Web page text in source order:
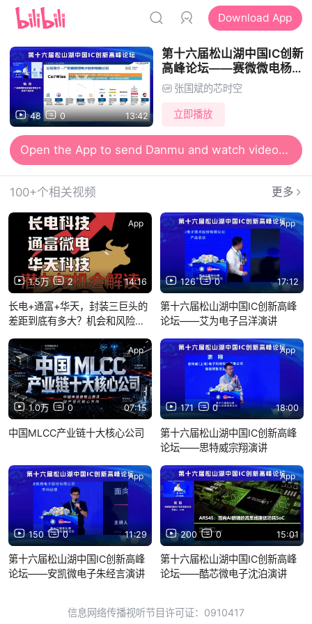
Download App
48 0 13:42
第十六届松山湖中国IC创新
高峰论坛——赛微微电杨剑
演讲张国斌的芯时空
立即播放
Open the App to send Danmu and watch videos together
100+个相关视频 更多
1.5万 2 14:16
App
长电+通富+华天，封装三巨头的
差距到底有多大？机会和风险风
126 0 17:12
App
第十六届松山湖中国IC创新高峰
论坛——艾为电子吕洋演讲
1.0万 0 07:15
App
中国MLCC产业链十大核心公司
171 0 18:00
App
第十六届松山湖中国IC创新高峰
论坛——思特威宗翔演讲
150 0 11:29
App
第十六届松山湖中国IC创新高峰
论坛——安凯微电子朱经言演讲
200 0 15:01
App
第十六届松山湖中国IC创新高峰
论坛——酷芯微电子沈泊演讲
信息网络传播视听节目许可证：0910417